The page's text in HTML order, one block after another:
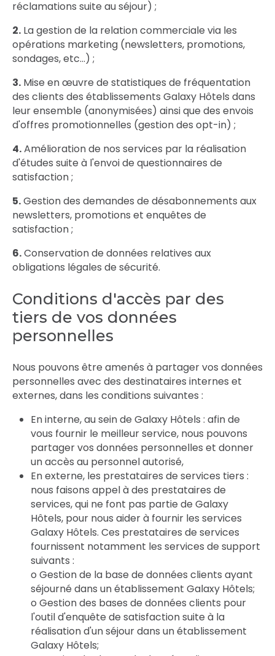
réclamations suite au séjour) ;
2. La gestion de la relation commerciale via les
opérations marketing (newsletters, promotions,
sondages, etc…) ;
3. Mise en œuvre de statistiques de fréquentation
des clients des établissements Galaxy Hôtels dans
leur ensemble (anonymisées) ainsi que des envois
d'offres promotionnelles (gestion des opt-in) ;
4. Amélioration de nos services par la réalisation
d'études suite à l'envoi de questionnaires de
satisfaction ;
5. Gestion des demandes de désabonnements aux
newsletters, promotions et enquêtes de
satisfaction ;
6. Conservation de données relatives aux
obligations légales de sécurité.
Conditions d'accès par des
tiers de vos données
personnelles
Nous pouvons être amenés à partager vos données
personnelles avec des destinataires internes et
externes, dans les conditions suivantes :
En interne, au sein de Galaxy Hôtels : afin de
vous fournir le meilleur service, nous pouvons
partager vos données personnelles et donner
un accès au personnel autorisé,
En externe, les prestataires de services tiers :
nous faisons appel à des prestataires de
services, qui ne font pas partie de Galaxy
Hôtels, pour nous aider à fournir les services
Galaxy Hôtels. Ces prestataires de services
fournissent notamment les services de support
suivants :
o Gestion de la base de données clients ayant
séjourné dans un établissement Galaxy Hôtels;
o Gestion des bases de données clients pour
l'outil d'enquête de satisfaction suite à la
réalisation d'un séjour dans un établissement
Galaxy Hôtels;